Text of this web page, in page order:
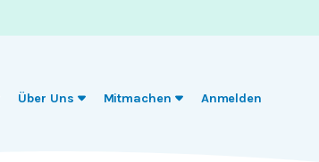
Über Uns Mitmachen Anmelden